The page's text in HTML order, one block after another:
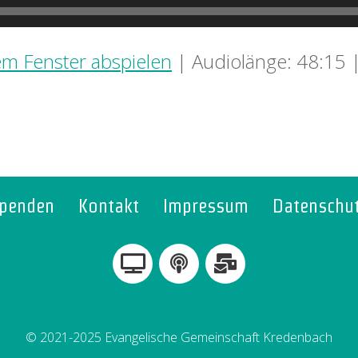
Fenster abspielen | Audiolänge: 48:15 |
Kontakt Impressum
© 2021-2025 Evangelische Gemeinschaft Kredenbach